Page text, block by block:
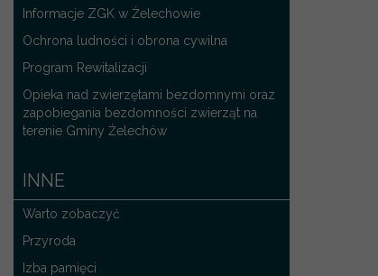
Informacje ZGK w Żelechowie
Ochrona ludności i obrona cywilna
Program Rewitalizacji
Opieka nad zwierzętami bezdomnymi oraz
zapobiegania bezdomności zwierząt na
terenie Gminy Żelechów
INNE
Warto zobaczyć
Przyroda
Izba pamięci